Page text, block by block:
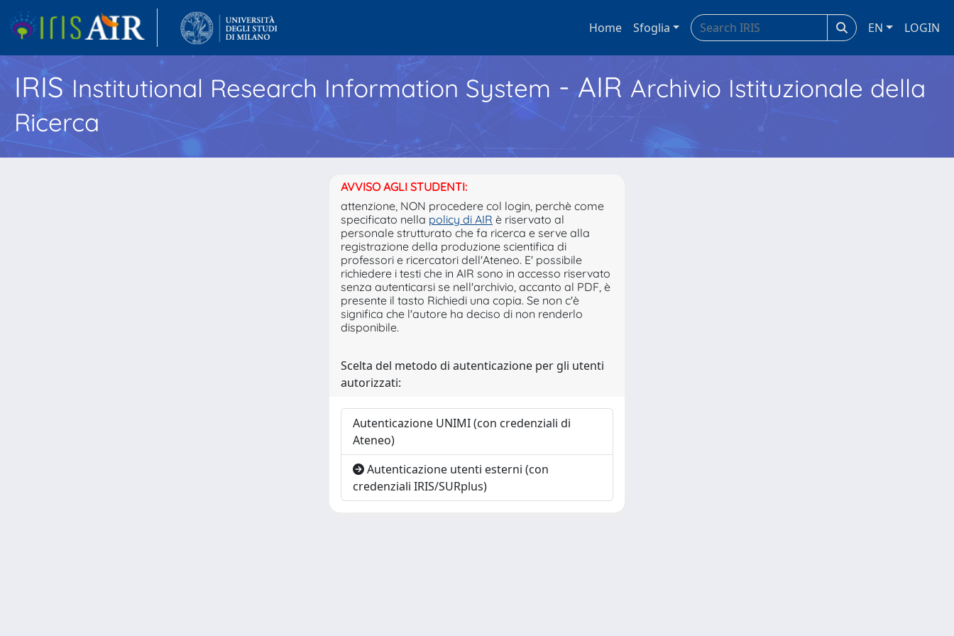
Home Sfoglia EN LOGIN
IRISInstitutional Research Information System - AIR Archivio Istituzionale della
Ricerca
AVVISO AGLI STUDENTI:
attenzione, NON procedere col login, perchè come
specificato nella policy di AIR è riservato al
personale strutturato che fa ricerca e serve alla
registrazione della produzione scientifica di
professori e ricercatori dell'Ateneo. E' possibile
richiedere i testi che in AIR sono in accesso riservato
senza autenticarsi se nell'archivio, accanto al PDF, è
presente il tasto Richiedi una copia. Se non c'è
significa che l'autore ha deciso di non renderlo
disponibile.
Scelta del metodo di autenticazione per gli utenti
autorizzati:
Autenticazione UNIMI (con credenziali di
Ateneo)
Autenticazione utenti esterni (con
credenziali IRIS/SURplus)